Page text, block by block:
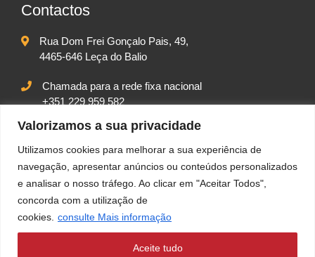
Valorizamos a sua privacidade
Utilizamos cookies para melhorar a sua experiência de
navegação, apresentar anúncios ou conteúdos personalizados
e analisar o nosso tráfego. Ao clicar em "Aceitar Todos",
concorda com a utilização de
cookies. consulte Mais informação
Aceite tudo
Contactos
Rua Dom Frei Gonçalo Pais, 49,
4465-646 Leça do Balio
Chamada para a rede fixa nacional
+351 229 959 582
+351 917 542 102
geral@compassolda.pt